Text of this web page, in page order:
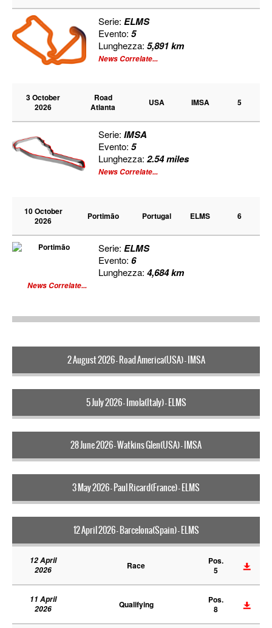
Serie:ELMS
Evento:5
Lunghezza:5,891 km
News Correlate...
3 October
2026
Road
Atlanta
USA IMSA 5
Serie:IMSA
Evento:5
Lunghezza:2.54 miles
News Correlate...
10 October
2026
Portimão Portugal ELMS 6
Serie:ELMS
Evento:6
Lunghezza:4,684 km
News Correlate...
2 August 2026 - Road America(USA) - IMSA
5 July 2026 - Imola(Italy) - ELMS
28 June 2026 - Watkins Glen(USA) - IMSA
3 May 2026 - Paul Ricard(France) - ELMS
12 April 2026 - Barcelona(Spain) - ELMS
12 April
2026
Race
Pos.
5
11 April
2026
Qualifying
Pos.
8